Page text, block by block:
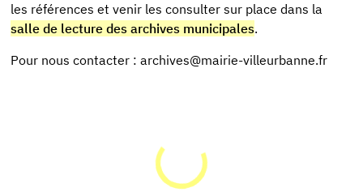
les références et venir les consulter sur place dans la
salle de lecture des archives municipales.
Pour nous contacter : archives@mairie-villeurbanne.fr